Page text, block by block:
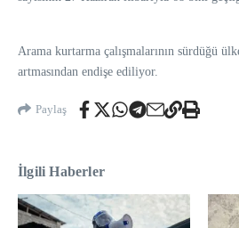
Arama kurtarma çalışmalarının sürdüğü
artmasından endişe ediliyor.
Paylaş
İlgili Haberler